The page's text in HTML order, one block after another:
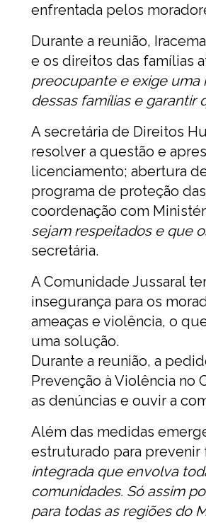
enfrentada pelos
Durante a reunião,
e os direitos das famílias
preocupante e exige uma
dessas famílias e garantir
A secretária de Direitos
resolver a questão e
licenciamento; abertura
programa de proteção
coordenação com
sejam respeitados e que
secretária.
A Comunidade Jussaral
insegurança para os
ameaças e violência, o
uma solução.
Durante a reunião, a
Prevenção à Violência no
as denúncias e ouvir a
Além das medidas
estruturado para prevenir
integrada que envolva
comunidades. Só assim
para todas as regiões do